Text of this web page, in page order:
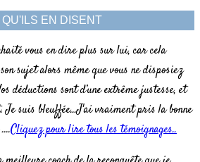
QU'ILS EN DISENT
vous en dire plus sur lui, car cela
sujet alors même que vous ne disposiez
déductions sont d’une extrême justesse, et
Je suis bleuffée...J'ai vraiment pris la bonne
Cliquez pour lire tous les témoignages..